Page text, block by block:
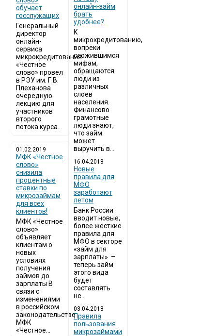
обучает
госслужащих
Генеральный
директор
онлайн-
сервиса
микрокредитования
«Честное
слово» провел
в РЭУ им. Г.В.
Плеханова
очередную
лекцию для
участников
второго
потока курса...
01.02.2019
МФК «Честное
слово»
снизила
процентные
ставки по
микрозаймам
для всех
клиентов!
МФК «Честное
слово»
объявляет
клиентам о
новых
условиях
получения
займов до
зарплаты В
связи с
изменениями
в российском
законодательстве
МФК
«Честное...
онлайн-займ
брать
удобнее?
К
микрокредитованию,
вопреки
сложившимся
мифам,
обращаются
люди из
различных
слоев
населения.
Финансово
грамотные
люди знают,
что займ
может
выручить в...
16.04.2018
Новые
правила для
МФО
заработают
летом
Банк России
вводит новые,
более жесткие
правила для
МФО в секторе
«займ для
зарплаты» –
теперь займ
этого вида
будет
составлять
не...
03.04.2018
​Правила
пользования
микрозаймами